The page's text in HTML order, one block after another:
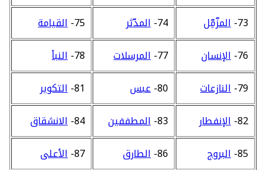
73- المزّمِّل 74- المدّثر 75- القيامة
76- الإنسان 77- المرسلات 78- النبأ
79- النازعات 80- عبس 81- التكوير
82- الإنفطار 83- المطففين 84- الانشقاق
85- البروج 86- الطارق 87- الأعلى